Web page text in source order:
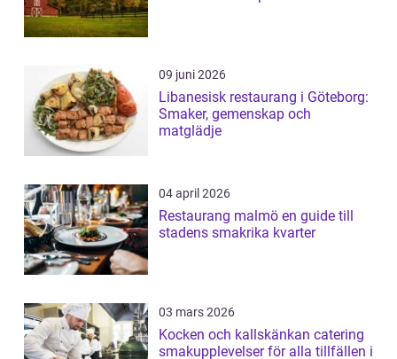
09 juni 2026
Libanesisk restaurang i Göteborg:
Smaker, gemenskap och
matglädje
04 april 2026
Restaurang malmö en guide till
stadens smakrika kvarter
03 mars 2026
Kocken och kallskänkan catering
smakupplevelser för alla tillfällen i